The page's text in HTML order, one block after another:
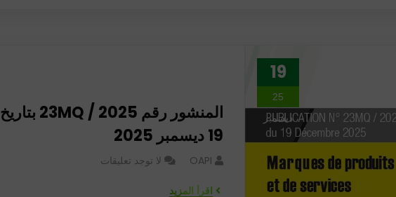
19
25
ديسمبر
المنشور رقم 23MQ / 2025 بتاريخ
19 ديسمبر 2025
OAPI لا توجد تعليقات
اقرأ المزيد